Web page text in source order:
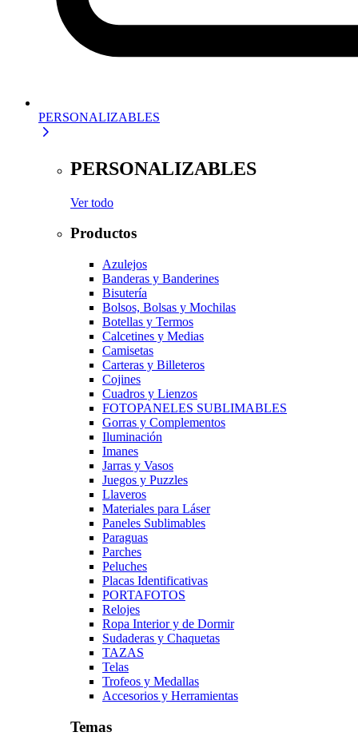
PERSONALIZABLES
PERSONALIZABLES
Ver todo
Productos
Azulejos
Banderas y Banderines
Bisutería
Bolsos, Bolsas y Mochilas
Botellas y Termos
Calcetines y Medias
Camisetas
Carteras y Billeteros
Cojines
Cuadros y Lienzos
FOTOPANELES SUBLIMABLES
Gorras y Complementos
Iluminación
Imanes
Jarras y Vasos
Juegos y Puzzles
Llaveros
Materiales para Láser
Paneles Sublimables
Paraguas
Parches
Peluches
Placas Identificativas
PORTAFOTOS
Relojes
Ropa Interior y de Dormir
Sudaderas y Chaquetas
TAZAS
Telas
Trofeos y Medallas
Accesorios y Herramientas
Temas